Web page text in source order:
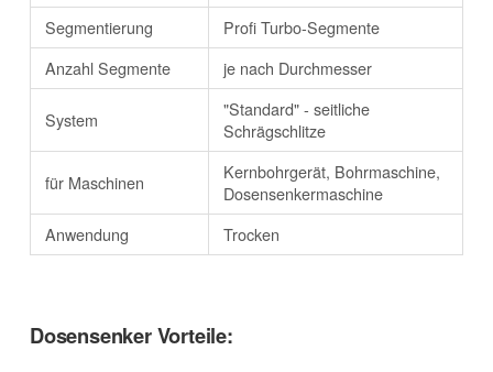
Segmentierung
Profi Turbo-Segmente
Anzahl Segmente
je nach Durchmesser
System
"Standard" - seitliche
Schrägschlitze
für Maschinen
Kernbohrgerät, Bohrmaschine,
Dosensenkermaschine
Anwendung
Trocken
Dosensenker Vorteile: